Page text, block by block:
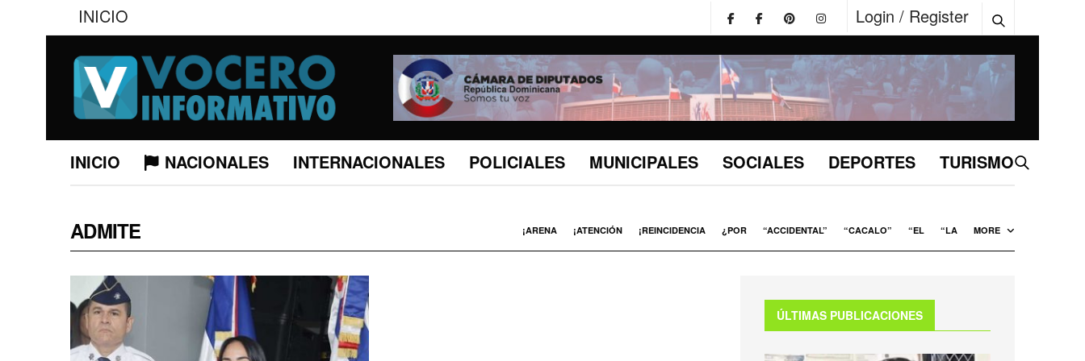
INICIO Login / Register
INICIO NACIONALES INTERNACIONALES POLICIALES MUNICIPALES SOCIALES DEPORTES TURISMO
ADMITE ¡ARENA ¡ATENCIÓN ¡REINCIDENCIA ¿POR “ACCIDENTAL” “CACALO” “EL “LA MORE
ÚLTIMAS PUBLICACIONES